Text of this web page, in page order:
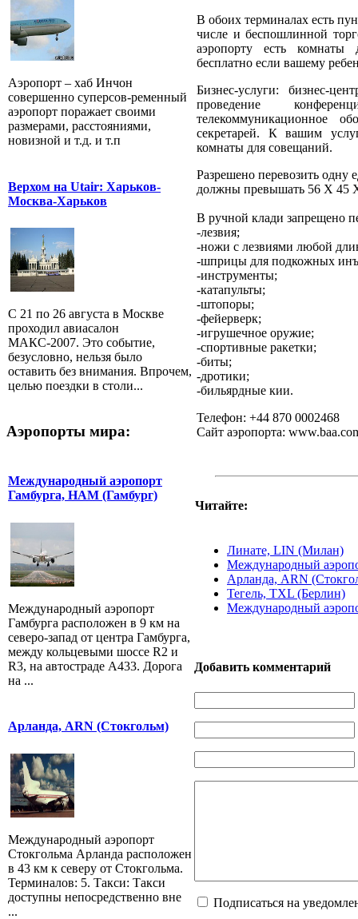
Аэропорт – хаб Инчон
совершенно суперсов-ременный
аэропорт поражает своими
размерами, расстояниями,
новизной и т.д. и т.п
Верхом на Utair: Харьков-
Москва-Харьков
С 21 по 26 августа в Москве
проходил авиасалон
МАКС-2007. Это событие,
безусловно, нельзя было
оставить без внимания. Впрочем,
целью поездки в столи...
Аэропорты мира:
Международный аэропорт
Гамбурга, HAM (Гамбург)
Международный аэропорт
Гамбурга расположен в 9 км на
северо-запад от центра Гамбурга,
между кольцевыми шоссе R2 и
R3, на автостраде A433. Дорога
на ...
Арланда, ARN (Стокгольм)
Международный аэропорт
Стокгольма Арланда расположен
в 43 км к северу от Стокгольма.
Терминалов: 5. Такси: Такси
доступны непосредственно вне
...
В обоих терминалах есть
числе и беспошлинной
аэропорту есть комнаты
бесплатно если вашему
Бизнес-услуги: бизнес-
проведение
телекоммуникационное
секретарей. К вашим
комнаты для совещаний.
Разрешено перевозить одну
должны превышать 56 Х 45
В ручной клади запрещено
-лезвия;
-ножи с лезвиями любой
-шприцы для подкожных
-инструменты;
-катапульты;
-штопоры;
-фейерверк;
-игрушечное оружие;
-спортивные ракетки;
-биты;
-дротики;
-бильярдные кии.
Телефон: +44 870 0002468
Сайт аэропорта:
Читайте:
Линате, LIN (Милан)
Международный
Арланда, ARN
Тегель, TXL (Берлин)
Международный
Добавить комментарий
Подписаться на